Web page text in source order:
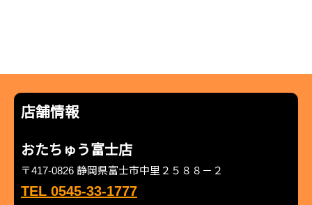
店舗情報
おたちゅう富士店
〒417-0826 静岡県富士市中里２５８８－２
TEL 0545-33-1777